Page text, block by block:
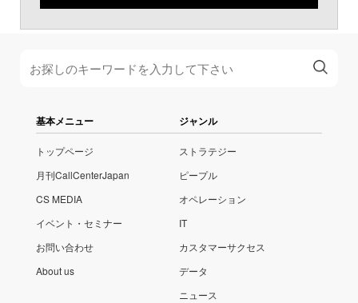
基本メニュー
トップページ
月刊CallCenterJapan
CS MEDIA
イベント・セミナー
お問い合わせ
About us
ジャンル
ストラテジー
ピープル
オペレーション
IT
カスタマーサクセス
データ
ニュース